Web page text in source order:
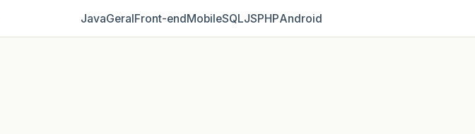
JavaGeralFront‑endMobileSQLJSPHPAndroid